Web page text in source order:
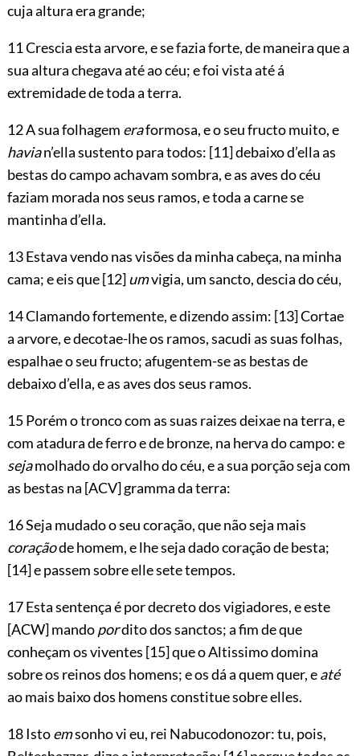
cuja altura era grande;
11 Crescia esta arvore, e se fazia forte, de maneira que a
sua altura chegava até ao céu; e foi vista até á
extremidade de toda a terra.
12 A sua folhagem eraformosa, e o seu fructo muito, e
havian’ella sustento para todos: [11]debaixo d’ella as
bestas do campo achavam sombra, e as aves do céu
faziam morada nos seus ramos, e toda a carne se
mantinha d’ella.
13 Estava vendo nas visões da minha cabeça, na minha
cama; e eis que[12]umvigia, um sancto, descia do céu,
14 Clamando fortemente, e dizendo assim: [13]Cortae
a arvore, e decotae-lhe os ramos, sacudi as suas folhas,
espalhae o seu fructo; afugentem-se as bestas de
debaixo d’ella, e as aves dos seus ramos.
15 Porém o tronco com as suas raizes deixae na terra, e
com atadura de ferro e de bronze, na herva do campo: e
sejamolhado do orvalho do céu, e a sua porção seja com
as bestas na [ACV]gramma da terra:
16 Seja mudado o seu coração, que não seja mais
coraçãode homem, e lhe seja dado coração de besta;
[14]e passem sobre elle sete tempos.
17 Esta sentença é por decreto dos vigiadores, e este
[ACW]mandopordito dos sanctos; a fim de que
conheçam os viventes [15]que o Altissimo domina
sobre os reinos dos homens; e os dá a quem quer, eaté
ao mais baixo dos homens constitue sobre elles.
18 Istoemsonho vi eu, rei Nabucodonozor: tu, pois,